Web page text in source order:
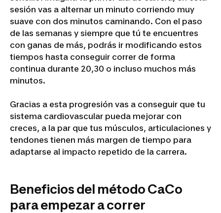
sesión vas a alternar un minuto corriendo muy
suave con dos minutos caminando. Con el paso
de las semanas y siempre que tú te encuentres
con ganas de más, podrás ir modificando estos
tiempos hasta conseguir correr de forma
continua durante 20,30 o incluso muchos más
minutos.
Gracias a esta progresión vas a conseguir que tu
sistema cardiovascular pueda mejorar con
creces, a la par que tus músculos, articulaciones y
tendones tienen más margen de tiempo para
adaptarse al impacto repetido de la carrera.
Beneficios del método CaCo
para empezar a correr